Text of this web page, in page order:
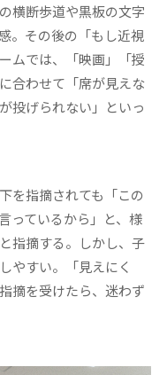
横断歩道や黒板の文字
。その後の「もし近視
ムでは、「映画」「授
合わせて「席が見えな
投げられない」といっ
を指摘されても「この
っているから」と、様
指摘する。しかし、子
やすい。「見えにく
摘を受けたら、迷わず